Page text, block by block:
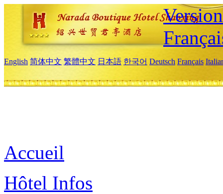
English 简体中文 繁體中文 日本語 한국어 Deutsch Français
Accueil
Hôtel Infos